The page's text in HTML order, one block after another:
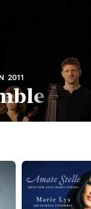
2011